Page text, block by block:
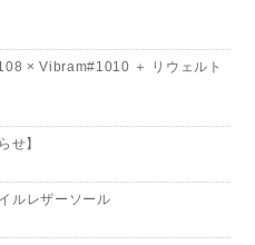
× Vibram#1010 ＋ リウェルト
せ】
ルレザーソール